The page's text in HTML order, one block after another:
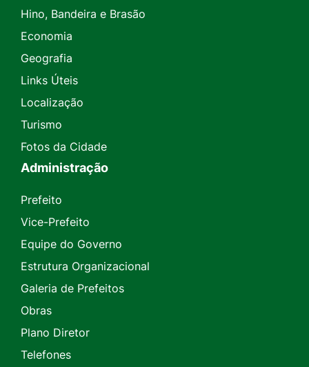
Hino, Bandeira e Brasão
Economia
Geografia
Links Úteis
Localização
Turismo
Fotos da Cidade
Administração
Prefeito
Vice-Prefeito
Equipe do Governo
Estrutura Organizacional
Galeria de Prefeitos
Obras
Plano Diretor
Telefones